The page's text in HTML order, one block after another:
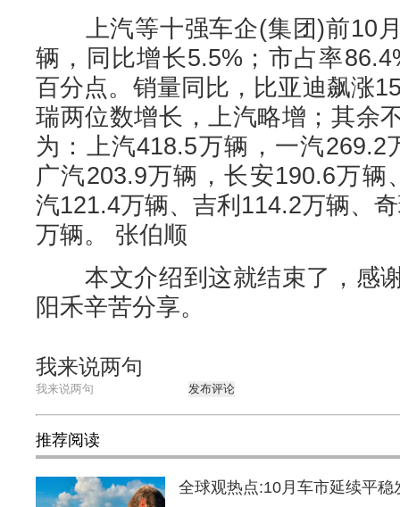
上汽等十强车企(集团)前10月
辆，同比增长5.5%；市占率
百分点。销量同比，比亚迪飙涨
瑞两位数增长，上汽略增；其余
为：上汽418.5万辆，一汽269.2
广汽203.9万辆，长安190.6万辆
汽121.4万辆、吉利114.2万辆、
万辆。 张伯顺
本文介绍到这就结束了，感
阳禾辛苦分享。
我来说两句
发布评论
推荐阅读
全球观热点:10月车市延续平稳